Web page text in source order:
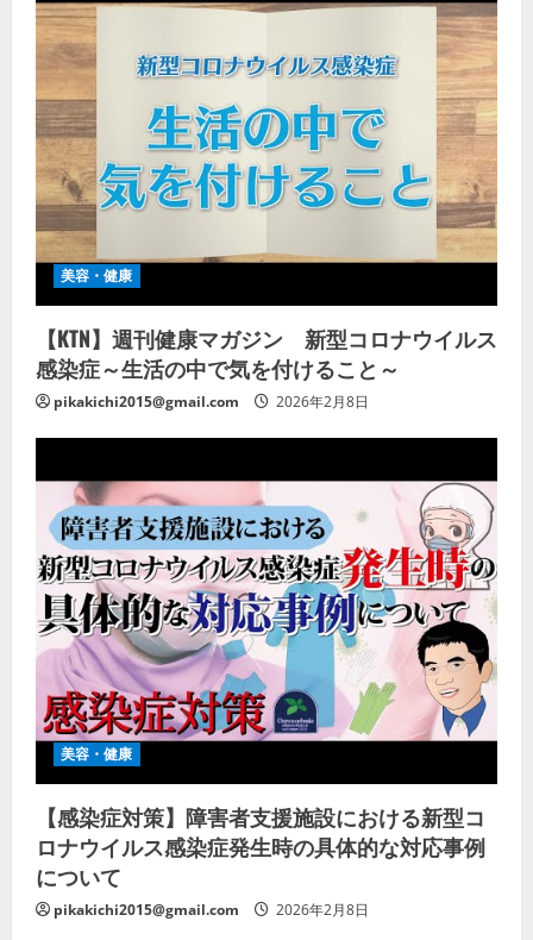
美容・健康
【KTN】週刊健康マガジン 新型コロナウイルス
感染症～生活の中で気を付けること～
pikakichi2015@gmail.com 2026年2月8日
美容・健康
【感染症対策】障害者支援施設における新型コ
ロナウイルス感染症発生時の具体的な対応事例
について
pikakichi2015@gmail.com 2026年2月8日